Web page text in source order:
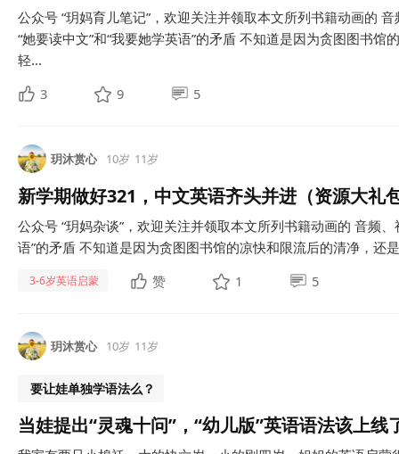
公众号 “玥妈育儿笔记”，欢迎关注并领取本文所列书籍动画的
“她要读中文”和“我要她学英语”的矛盾 不知道是因为贪图图书
轻...
3
9 5
玥沐赏心 10岁 11岁
新学期做好321，中文英语齐头并进（资源大礼
公众号 “玥妈杂谈”，欢迎关注并领取本文所列书籍动画的 音频
语”的矛盾 不知道是因为贪图图书馆的凉快和限流后的清净，还
3-6岁英语启蒙 赞 1 5
玥沐赏心 10岁 11岁
要让娃单独学语法么？
当娃提出“灵魂十问”，“幼儿版”英语语法该上线